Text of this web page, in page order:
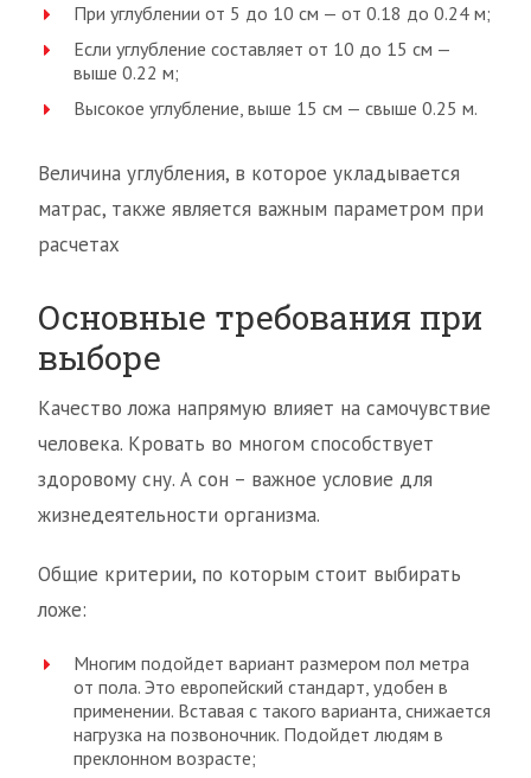
При углублении от 5 до 10 см — от 0.18 до 0.24 м;
Если углубление составляет от 10 до 15 см —
выше 0.22 м;
Высокое углубление, выше 15 см — свыше 0.25 м.
Величина углубления, в которое укладывается
матрас, также является важным параметром при
расчетах
Основные требования при
выборе
Качество ложа напрямую влияет на самочувствие
человека. Кровать во многом способствует
здоровому сну. А сон – важное условие для
жизнедеятельности организма.
Общие критерии, по которым стоит выбирать
ложе:
Многим подойдет вариант размером пол метра
от пола. Это европейский стандарт, удобен в
применении. Вставая с такого варианта, снижается
нагрузка на позвоночник. Подойдет людям в
преклонном возрасте;